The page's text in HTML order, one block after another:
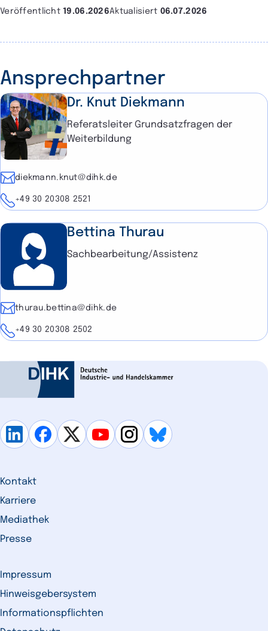
Veröffentlicht19.06.2026Aktualisiert 06.07.2026
Ansprechpartner
Dr. Knut Diekmann
Referatsleiter Grundsatzfragen der
Weiterbildung
E-Maildiekmann.knut@dihk.de
Telefon
+49 30 20308 2521
Bettina Thurau
Sachbearbeitung/Assistenz
E-Mailthurau.bettina@dihk.de
Telefon
+49 30 20308 2502
Kontakt
Karriere
Mediathek
Presse
Impressum
Hinweisgebersystem
Informationspflichten